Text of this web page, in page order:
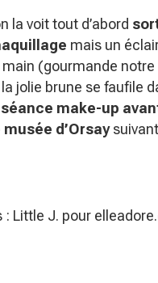
la voit tout d’abord
mais un
(gourmande
jolie brune se faufile
make-up
d’Orsay
: Little J. pour